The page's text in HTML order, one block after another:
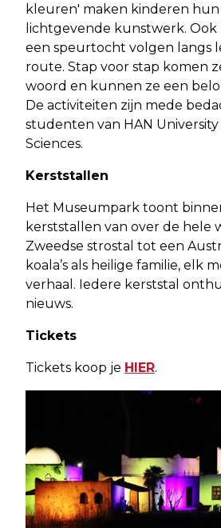
kleuren' maken kinderen hun
lichtgevende kunstwerk.
een speurtocht volgen langs
route. Stap voor stap komen
woord en kunnen ze een
De activiteiten zijn mede
studenten van HAN University
Sciences.
Kerststallen
Het Museumpark toont
kerststallen van over de hele
Zweedse strostal tot een
koala’s als heilige familie, elk
verhaal. Iedere kerststal
nieuws.
Tickets
Tickets koop je HIER.